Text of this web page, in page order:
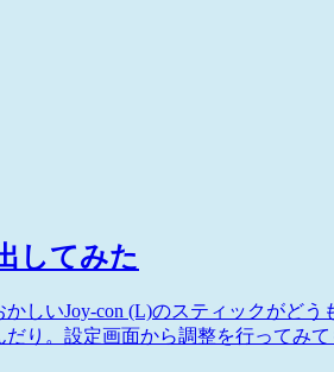
してみた
しいJoy-con (L)のスティックがどう
り。設定画面から調整を行ってみて